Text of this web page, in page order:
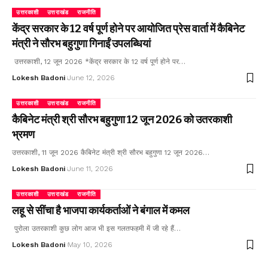
उत्तरकाशी उत्तराखंड राजनीति
केंद्र सरकार के 12 वर्ष पूर्ण होने पर आयोजित प्रेस वार्ता में कैबिनेट
मंत्री ने सौरभ बहुगुणा गिनाईं उपलब्धियां
उत्तरकाशी, 12 जून 2026 *केंद्र सरकार के 12 वर्ष पूर्ण होने पर…
Lokesh Badoni June 12, 2026
उत्तरकाशी उत्तराखंड राजनीति
कैबिनेट मंत्री श्री सौरभ बहुगुणा 12 जून 2026 को उतरकाशी
भ्रमण
उत्तरकाशी, 11 जून 2026 कैबिनेट मंत्री श्री सौरभ बहुगुणा 12 जून 2026…
Lokesh Badoni June 11, 2026
उत्तरकाशी उत्तराखंड राजनीति
लहू से सींचा है भाजपा कार्यकर्ताओं ने बंगाल में कमल
पुरोला उतरकाशी कुछ लोग आज भी इस गलतफहमी में जी रहे हैं…
Lokesh Badoni May 10, 2026